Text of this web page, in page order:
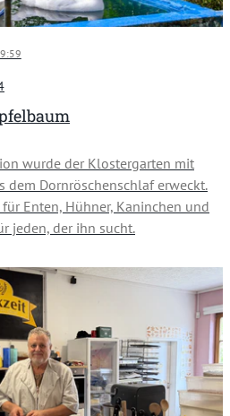
wurde der Klostergarten mit
dem Dornröschenschlaf erweckt.
Enten, Hühner, Kaninchen und
jeden, der ihn sucht.